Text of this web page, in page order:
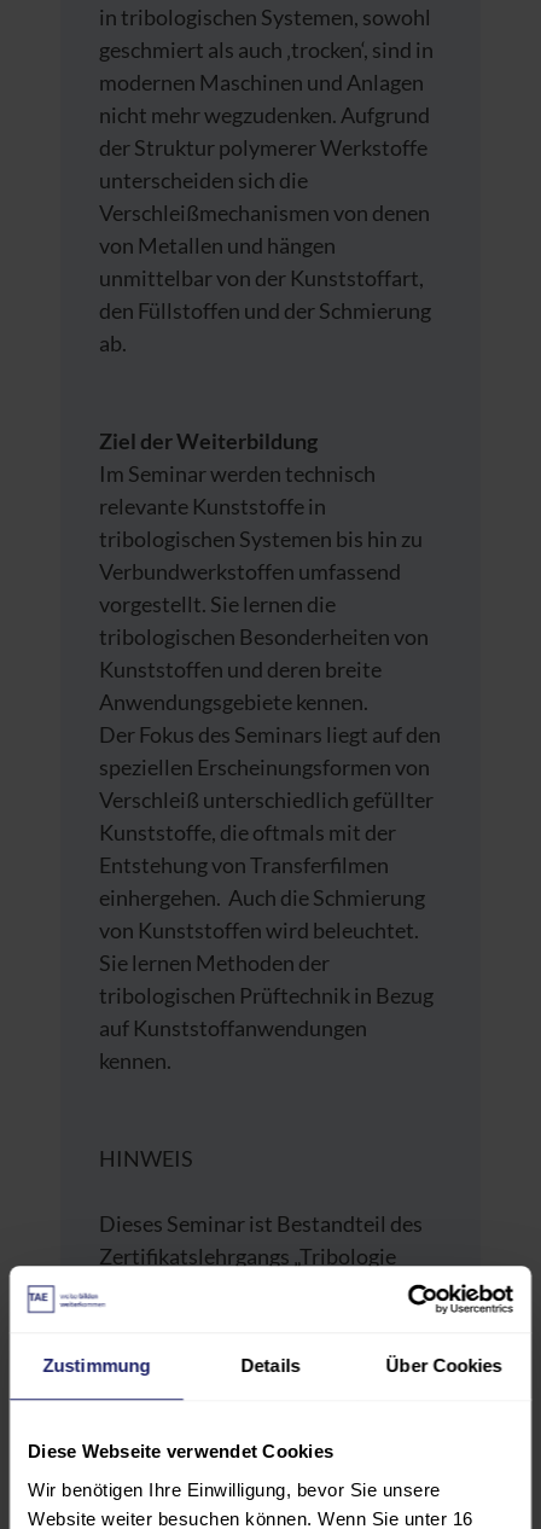
Zustimmung Details Über Cookies
Diese Webseite verwendet Cookies
Wir benötigen Ihre Einwilligung, bevor Sie unsere
Website weiter besuchen können. Wenn Sie unter 16
in tribologischen Systemen, sowohl
geschmiert als auch ‚trocken‘, sind in
modernen Maschinen und Anlagen
nicht mehr wegzudenken. Aufgrund
der Struktur polymerer Werkstoffe
unterscheiden sich die
Verschleißmechanismen von denen
von Metallen und hängen
unmittelbar von der Kunststoffart,
den Füllstoffen und der Schmierung
ab.
Ziel der Weiterbildung
Im Seminar werden technisch
relevante Kunststoffe in
tribologischen Systemen bis hin zu
Verbundwerkstoffen umfassend
vorgestellt. Sie lernen die
tribologischen Besonderheiten von
Kunststoffen und deren breite
Anwendungsgebiete kennen.
Der Fokus des Seminars liegt auf den
speziellen Erscheinungsformen von
Verschleiß unterschiedlich gefüllter
Kunststoffe, die oftmals mit der
Entstehung von Transferfilmen
einhergehen. Auch die Schmierung
von Kunststoffen wird beleuchtet.
Sie lernen Methoden der
tribologischen Prüftechnik in Bezug
auf Kunststoffanwendungen
kennen.
HINWEIS
Dieses Seminar ist Bestandteil des
Zertifikatslehrgangs „Tribologie
www.tae.de/60212,
PROGRAMM